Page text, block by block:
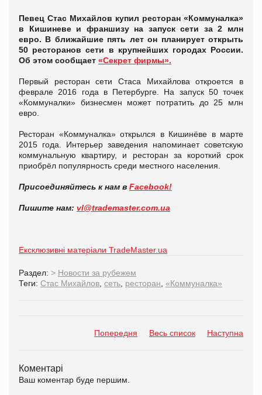
Певец Стас Михайлов купил ресторан «Коммуналка»
в Кишиневе и франшизу на запуск сети за 2 млн
евро. В ближайшие пять лет он планирует открыть
50 ресторанов сети в крупнейших городах России.
Об этом сообщает «Секрет фирмы».
Первый ресторан сети Стаса Михайлова откроется в
феврале 2016 года в Петербурге. На запуск 50 точек
«Коммуналки» бизнесмен может потратить до 25 млн
евро.
Ресторан «Коммуналка» открылся в Кишинёве в марте
2015 года. Интерьер заведения напоминает советскую
коммунальную квартиру, и ресторан за короткий срок
приобрёл популярность среди местного населения.
Присоединяйтесь к нам в Facebook!
Пишите нам: vl@trademaster.com.ua
Ексклюзивні матеріали TradeMaster.ua
Раздел: > Новости за рубежем
Теги: Стас Михайлов сеть ресторан «Коммуналка»
Попередня Весь список Наступна
Коментарі
Ваш коментар буде першим.